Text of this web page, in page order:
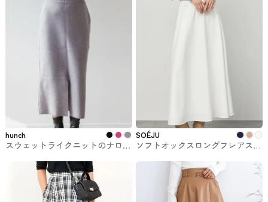
hunch
スウェットライクニットのナロー
SOÉJU
ソフトオックスロングフレアスカ
ート